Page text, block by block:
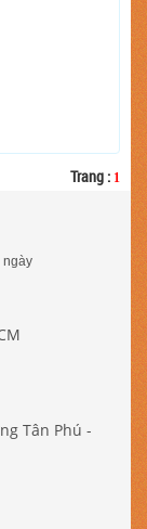
Trang : 1
ngày
Tân Phú -